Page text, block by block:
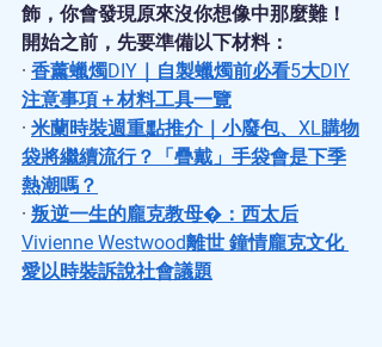
飾，你會發現原來沒你想像中那麼難！
開始之前，先要準備以下材料：
· 香薰蠟燭DIY｜自製蠟燭前必看5大DIY
注意事項‌＋材料工具一覽
· 米蘭時裝週重點推介｜小廢包、XL購物
袋將繼續流行？「疊戴」手袋會是下季
熱潮嗎？
· 叛逆一生的龐克教母�：西太后
Vivienne Westwood離世 鐘情龐克文化
愛以時裝訴說社會議題